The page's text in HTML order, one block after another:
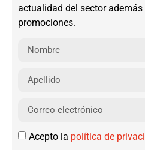
actualidad del sector además
promociones.
Acepto la política de